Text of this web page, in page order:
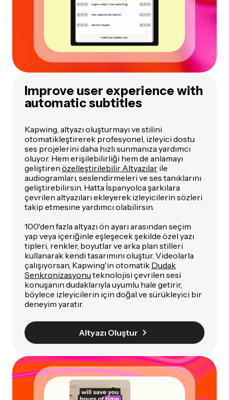
Improve user experience with
automatic subtitles
Kapwing, altyazı oluşturmayı ve stilini
otomatikleştirerek profesyonel, izleyici dostu
ses projelerini daha hızlı sunmanıza yardımcı
oluyor. Hem erişilebilirliği hem de anlamayı
geliştiren özelleştirilebilir Altyazılar ile
audiogramları, seslendirmeleri ve ses tanıklarını
geliştirebilirsin. Hatta İspanyolca şarkılara
çevrilen altyazıları ekleyerek izleyicilerin sözleri
takip etmesine yardımcı olabilirsin.
100'den fazla altyazı ön ayarı arasından seçim
yap veya içeriğinle eşleşecek şekilde özel yazı
tipleri, renkler, boyutlar ve arka plan stilleri
kullanarak kendi tasarımını oluştur. Videolarla
çalışıyorsan, Kapwing'in otomatik Dudak
Senkronizasyonu teknolojisi çevrilen sesi
konuşanın dudaklarıyla uyumlu hale getirir,
böylece izleyicilerin için doğal ve sürükleyici bir
deneyim yaratır.
Altyazı Oluştur